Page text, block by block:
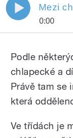
0:00
Podle
chlapecké a
Právě tam se
která
Ve třídách je